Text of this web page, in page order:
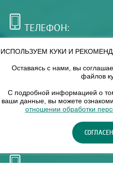
ТЕЛЕФОН:
РЕЖИМ РАБОТЫ:
8 — 18
НАШ ФИЛИАЛ:
Москва, м. Нагорное,
ИСПОЛЬЗУЕМ КУКИ И
Оставаясь с нами, вы
файлов
С подробной информацией о
ваши данные, вы можете
отношении обработки
СОГЛАСЕН